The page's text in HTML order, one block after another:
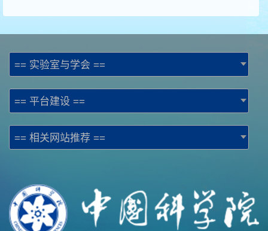
== 实验室与学会 ==
== 平台建设 ==
== 相关网站推荐 ==